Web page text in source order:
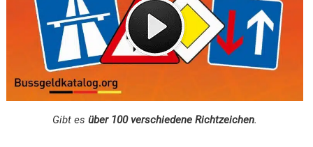
Gibt es über 100 verschiedene Richtzeichen.